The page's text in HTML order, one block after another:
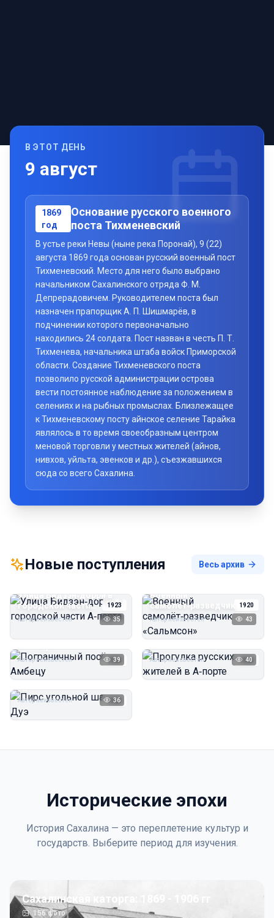
В ЭТОТ ДЕНЬ
9 август
1869
год
Основание русского военного
поста Тихменевский
В устье реки Невы (ныне река Поронай), 9 (22)
августа 1869 года основан русский военный пост
Тихменевский. Место для него было выбрано
начальником Сахалинского отряда Ф. М.
Депрерадовичем. Руководителем поста был
назначен прапорщик А. П. Шишмарёв, в
подчинении которого первоначально
находились 24 солдата. Пост назван в честь П. Т.
Тихменева, начальника штаба войск Приморской
области. Создание Тихменевского поста
позволило русской администрации острова
вести постоянное наблюдение за положением в
селениях и на рыбных промыслах. Близлежащее
к Тихменевскому посту айнское селение Тарайка
являлось в то время своеобразным центром
меновой торговли у местных жителей (айнов,
нивхов, уйльта, эвенков и др.), съезжавшихся
сюда со всего Сахалина.
Новые поступления Весь архив
1923
Улица Бидзэн‑дорри в
городской части
А‑порта
Автор неизвестен 35
1920
Военный
самолёт‑разведчик
«Сальмсон»
Автор неизвестен 43
1923
Автор неизвестен 39 1923
Прогулка русских
Автор неизвестен 40
1923
Пирс угольной шахты
Автор неизвестен 36
Исторические эпохи
История Сахалина — это переплетение культур и
государств. Выберите период для изучения.
Сахалинская каторга: 1869 - 1906 гг
156фото